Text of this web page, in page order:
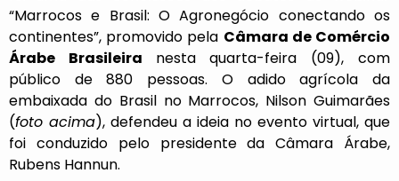
“Marrocos e Brasil: O Agronegócio conectando os
continentes”, promovido pela Câmara de Comércio
Árabe Brasileira nesta quarta-feira (09), com
público de 880 pessoas. O adido agrícola da
embaixada do Brasil no Marrocos, Nilson Guimarães
(foto acima), defendeu a ideia no evento virtual, que
foi conduzido pelo presidente da Câmara Árabe,
Rubens Hannun.